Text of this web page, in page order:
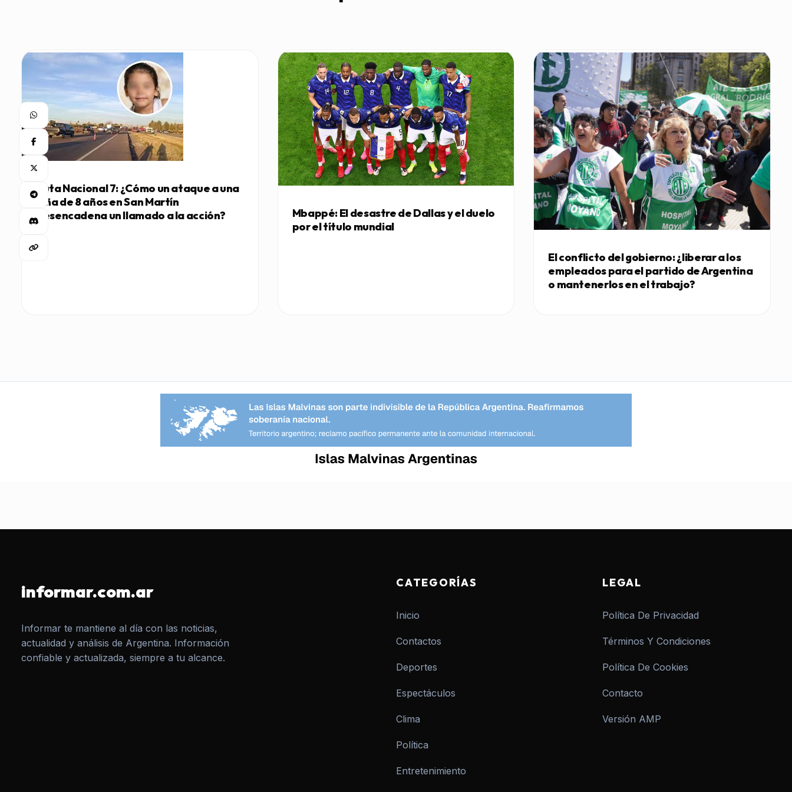
Ruta Nacional 7: ¿Cómo un ataque a una
niña de 8 años en San Martín
desencadena un llamado a la acción?
Mbappé: El desastre de Dallas y el duelo
por el título mundial
El conflicto del gobierno: ¿liberar a los
empleados para el partido de Argentina
o mantenerlos en el trabajo?
informar.com.ar
Informar te mantiene al día con las noticias,
actualidad y análisis de Argentina. Información
confiable y actualizada, siempre a tu alcance.
CATEGORÍAS
Inicio
Contactos
Deportes
Espectáculos
Clima
Política
Entretenimiento
LEGAL
Política De Privacidad
Términos Y Condiciones
Política De Cookies
Contacto
Versión AMP